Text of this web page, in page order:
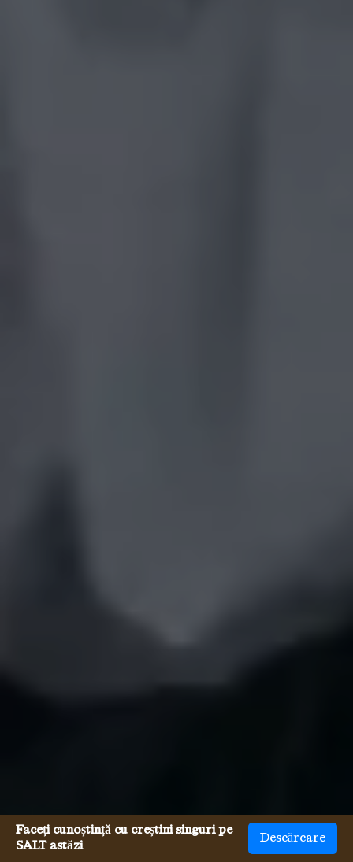
Faceți cunoștință cu creștini singuri pe
SALT astăzi
Descărcare